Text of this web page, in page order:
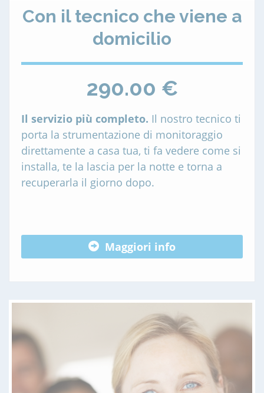
Con il tecnico che viene a
domicilio
290.00 €
Il servizio più completo. Il nostro tecnico ti
porta la strumentazione di monitoraggio
direttamente a casa tua, ti fa vedere come si
installa, te la lascia per la notte e torna a
recuperarla il giorno dopo.
Maggiori info